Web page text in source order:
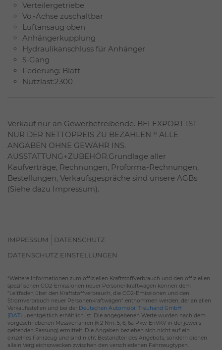
Verteilergetriebe
Vo.-Achse zuschaltbar
Luftansaug oben
Anhängerkupplung
Hydraulikanschluss für Anhänger
5-Gang
Federung: Blatt
Nutzlast:2300
Verkauf nur an Gewerbetreibende. BEI EXPORT IST
NUR DER NETTOPREIS ZU BEZAHLEN !! ALLE
ANGABEN OHNE GEWÄHR INS.
AUSSTATTUNG+ZUBEHÖR.Grundlage aller
Kaufverträge, Rechnungen, Proforma-Rechnungen,
Bestellungen, Verkaufsgespräche sind unsere AGBs
(Siehe dazu Impressum).
IMPRESSUM
DATENSCHUTZ
DATENSCHUTZ EINSTELLUNGEN
*Weitere Informationen zum offiziellen Kraftstoffverbrauch und den offiziellen
spezifischen CO2-Emissionen neuer Personenkraftwagen können dem
"Leitfaden über den Kraftstoffverbrauch, die CO2-Emissionen und den
Stromverbrauch neuer Personenkraftwagen" entnommen werden, der an allen
Verkaufsstellen und bei der Deutschen Automobil Treuhand GmbH
(DAT) unentgeltlich erhältlich ist. Die angegebenen Werte wurden nach dem
vorgeschriebenen Messverfahren (§ 2 Nrn. 5, 6, 6a Pkw-EnVKV in der jeweils
geltenden Fassung) ermittelt. Die Angaben beziehen sich nicht auf ein
einzelnes Fahrzeug und sind nicht Bestandteil des Angebots, sondern dienen
allein Vergleichszwecken zwischen den verschiedenen Fahrzeugtypen.